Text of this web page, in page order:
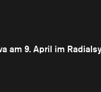
am 9. April im